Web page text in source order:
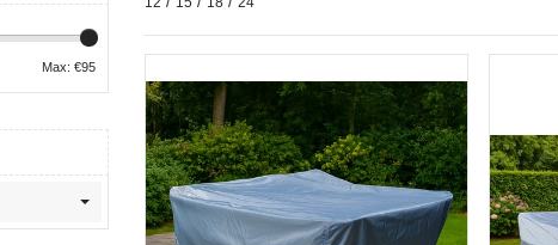
Max: €95